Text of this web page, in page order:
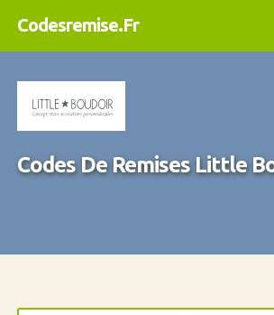
Codesremise.Fr
Codes De Remises Little